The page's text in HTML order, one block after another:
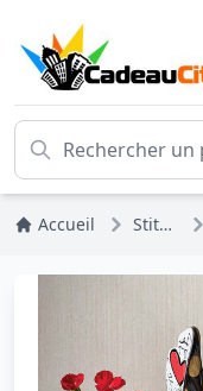
Accueil Stitch